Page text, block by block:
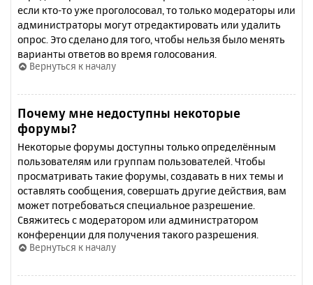
если кто-то уже проголосовал, то только модераторы или
администраторы могут отредактировать или удалить
опрос. Это сделано для того, чтобы нельзя было менять
варианты ответов во время голосования.
Вернуться к началу
Почему мне недоступны некоторые
форумы?
Некоторые форумы доступны только определённым
пользователям или группам пользователей. Чтобы
просматривать такие форумы, создавать в них темы и
оставлять сообщения, совершать другие действия, вам
может потребоваться специальное разрешение.
Свяжитесь с модератором или администратором
конференции для получения такого разрешения.
Вернуться к началу